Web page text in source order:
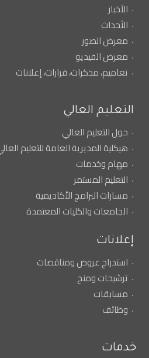
الأخبار
الأحداث
معرض الصور
معرض الفيديو
تعاميم، مذكرات، قرارات، إعلانات
التعليم العالي
حول التعليم العالي
هيكلية المديرية العامة للتعليم العالي
مهام وخدمات
التعليم المستمر
مسارات البرامج الأكاديمية
الجامعات والكليات المعتمدة
إعلانات
استدراج عروض ومناقصات
ترشيحات ومنح
مسابقات
وظائف
خدمات